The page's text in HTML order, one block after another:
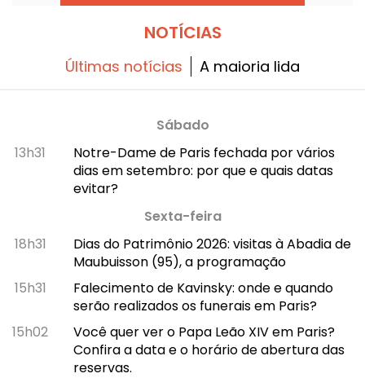
NOTÍCIAS
Últimas notícias A maioria lida
Sábado
13h31
Notre-Dame de Paris fechada por vários
dias em setembro: por que e quais datas
evitar?
Sexta-feira
18h31
Dias do Patrimônio 2026: visitas à Abadia de
Maubuisson (95), a programação
15h31
Falecimento de Kavinsky: onde e quando
serão realizados os funerais em Paris?
15h02
Você quer ver o Papa Leão XIV em Paris?
Confira a data e o horário de abertura das
reservas.